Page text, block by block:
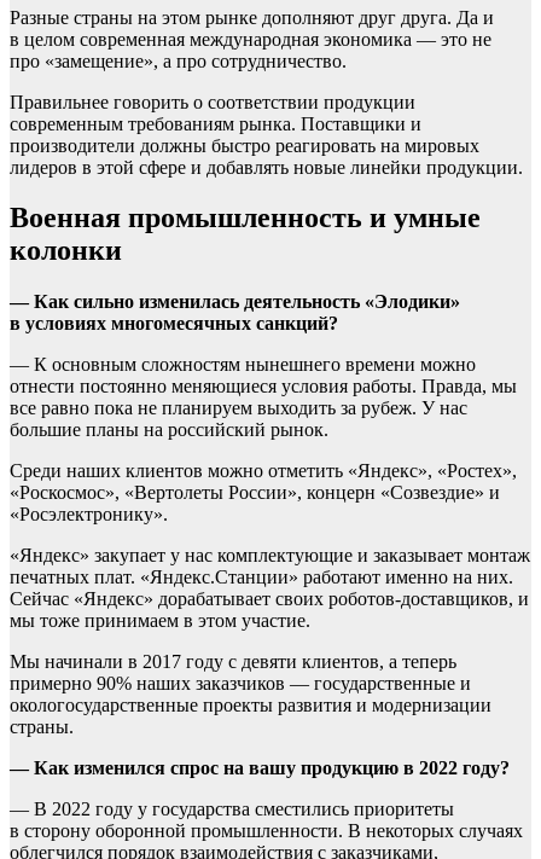
Разные страны на этом рынке дополняют друг друга. Да и
в целом современная международная экономика — это не
про «замещение», а про сотрудничество.
Правильнее говорить о соответствии продукции
современным требованиям рынка. Поставщики и
производители должны быстро реагировать на мировых
лидеров в этой сфере и добавлять новые линейки продукции.
Военная промышленность и умные
колонки
— Как сильно изменилась деятельность «Элодики»
в условиях многомесячных санкций?
— К основным сложностям нынешнего времени можно
отнести постоянно меняющиеся условия работы. Правда, мы
все равно пока не планируем выходить за рубеж. У нас
большие планы на российский рынок.
Среди наших клиентов можно отметить «Яндекс», «Ростех»,
«Роскосмос», «Вертолеты России», концерн «Созвездие» и
«Росэлектронику».
«Яндекс» закупает у нас комплектующие и заказывает монтаж
печатных плат. «Яндекс.Станции» работают именно на них.
Сейчас «Яндекс» дорабатывает своих роботов-доставщиков, и
мы тоже принимаем в этом участие.
Мы начинали в 2017 году с девяти клиентов, а теперь
примерно 90% наших заказчиков — государственные и
окологосударственные проекты развития и модернизации
страны.
— Как изменился спрос на вашу продукцию в 2022 году?
— В 2022 году у государства сместились приоритеты
в сторону оборонной промышленности. В некоторых случаях
облегчился порядок взаимодействия с заказчиками,